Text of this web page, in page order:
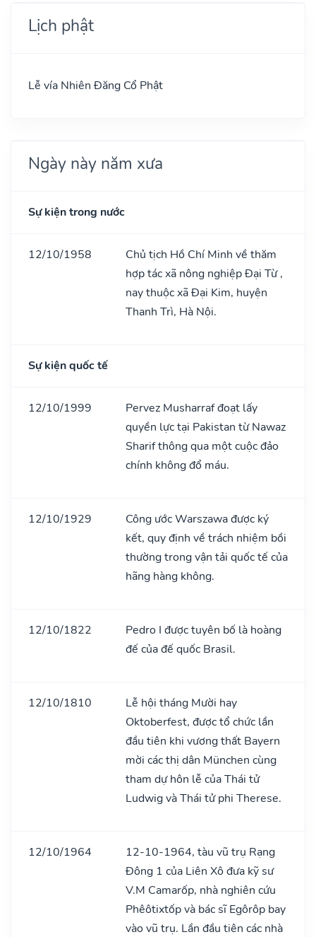
Lịch phật
Lễ vía Nhiên Đăng Cổ Phật
Ngày này năm xưa
Sự kiện trong nước
12/10/1958
Chủ tịch Hồ Chí Minh về thăm
hợp tác xã nông nghiệp Đại Từ ,
nay thuộc xã Đại Kim, huyện
Thanh Trì, Hà Nội.
Sự kiện quốc tế
12/10/1999
Pervez Musharraf đoạt lấy
quyền lực tại Pakistan từ Nawaz
Sharif thông qua một cuộc đảo
chính không đổ máu.
12/10/1929
Công ước Warszawa được ký
kết, quy định về trách nhiệm bồi
thường trong vận tải quốc tế của
hãng hàng không.
12/10/1822
Pedro I được tuyên bố là hoàng
đế của đế quốc Brasil.
12/10/1810
Lễ hội tháng Mười hay
Oktoberfest, được tổ chức lần
đầu tiên khi vương thất Bayern
mời các thị dân München cùng
tham dự hôn lễ của Thái tử
Ludwig và Thái tử phi Therese.
12/10/1964
12-10-1964, tàu vũ trụ Rạng
Đông 1 của Liên Xô đưa kỹ sư
V.M Camarốp, nhà nghiên cứu
Phêôtixtốp và bác sĩ Egôrôp bay
vào vũ trụ. Lần đầu tiên các nhà